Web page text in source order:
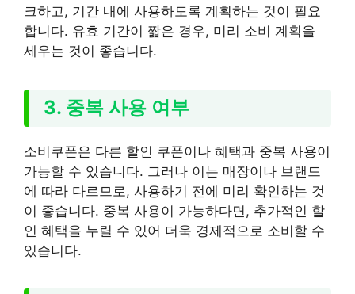
크하고, 기간 내에 사용하도록 계획하는 것이 필요
합니다. 유효 기간이 짧은 경우, 미리 소비 계획을
세우는 것이 좋습니다.
3. 중복 사용 여부
소비쿠폰은 다른 할인 쿠폰이나 혜택과 중복 사용이
가능할 수 있습니다. 그러나 이는 매장이나 브랜드
에 따라 다르므로, 사용하기 전에 미리 확인하는 것
이 좋습니다. 중복 사용이 가능하다면, 추가적인 할
인 혜택을 누릴 수 있어 더욱 경제적으로 소비할 수
있습니다.